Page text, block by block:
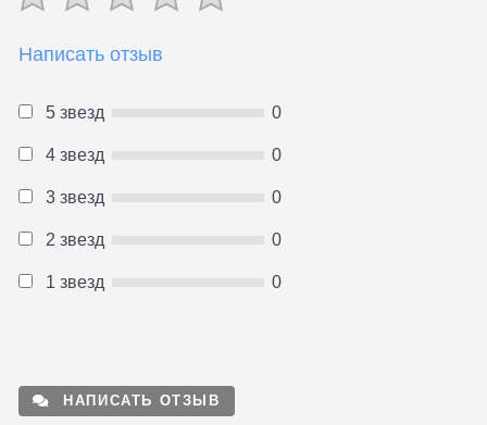
Написать отзыв
5 звезд 0
4 звезд 0
3 звезд 0
2 звезд 0
1 звезд 0
НАПИСАТЬ ОТЗЫВ